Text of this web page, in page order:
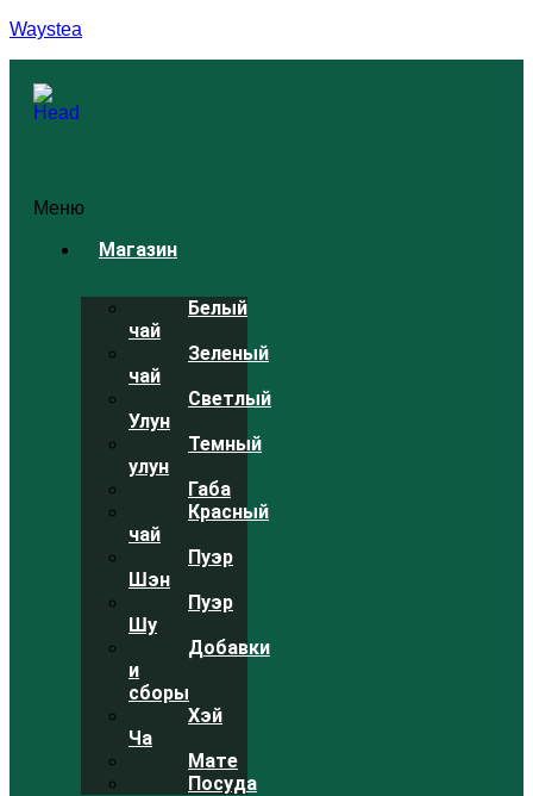
Waystea
Меню
Магазин
Белый
чай
Зеленый
чай
Светлый
Улун
Темный
улун
Габа
Красный
чай
Пуэр
Шэн
Пуэр
Шу
Добавки
и
сборы
Хэй
Ча
Мате
Посуда